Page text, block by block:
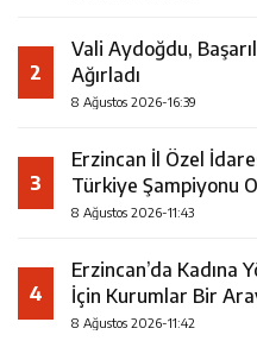
2
Vali Aydoğdu,
Ağırladı
8 Ağustos 2026-16:39
3
Erzincan İl Özel
Türkiye Şampiyonu
8 Ağustos 2026-11:43
4
Erzincan’da Kadına
İçin Kurumlar Bir
8 Ağustos 2026-11:42